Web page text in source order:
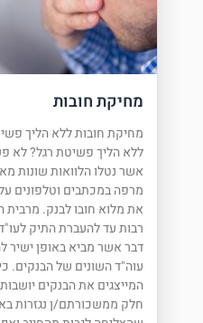
מחיקת חובות
מחיקת חובות ללא הליך
ללא הליך פשיטת רגל? לא
אשר נטלו הלוואות שונות
מרפה במכתבים וטלפונים
את מלוא חובו לבנק.
רבות עד להעברת התיק
דבר אשר מביא באופן ישיר
עוה"ד השונים של הבנקים.
המייצגים את הבנקים
חלק ממשכורתם/ן נגזרות